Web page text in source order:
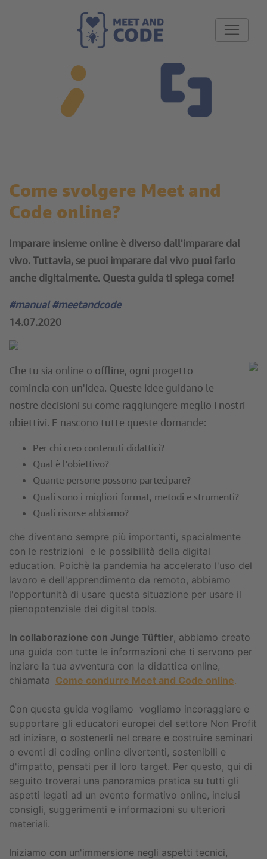
Come svolgere Meet and
Code online?
Imparare insieme online è diverso dall'imparare dal
vivo. Tuttavia, se puoi imparare dal vivo puoi farlo
anche digitalmente. Questa guida ti spiega come!
#manual #meetandcode
14.07.2020
Che tu sia online o offline, ogni progetto
comincia con un'idea. Queste idee guidano le
nostre decisioni su come raggiungere meglio i nostri
obiettivi. E nascono tutte queste domande:
Per chi creo contenuti didattici?
Qual è l'obiettivo?
Quante persone possono partecipare?
Quali sono i migliori format, metodi e strumenti?
Quali risorse abbiamo?
che diventano sempre più importanti, spacialmente
con le restrizioni e le possibilità della digital
education. Poichè la pandemia ha accelerato l'uso del
lavoro e dell'apprendimento da remoto, abbiamo
l'opportunità di usare questa situazione per usare il
pienopotenziale dei digital tools.
In collaborazione con Junge Tüftler, abbiamo creato
una guida con tutte le informazioni che ti servono per
inziare la tua avventura con la didattica online,
chiamata Come condurre Meet and Code online.
Con questa guida vogliamo vogliamo incoraggiare e
supportare gli educatori europei del settore Non Profit
ad iniziare, o sostenerli nel creare e costruire seminari
o eventi di coding online divertenti, sostenibili e
d'impatto, pensati per il loro target. Per questo, qui di
seguito troverai una panoramica pratica su tutti gli
aspetti legati ad un evento formativo online, inclusi
consigli, suggerimenti e informazioni su ulteriori
materiali.
Iniziamo con un'immersione negli aspetti tecnici,